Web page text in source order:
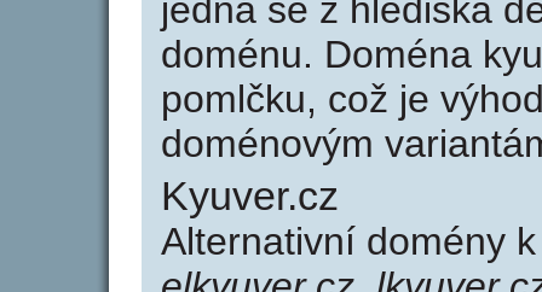
jedná se z hlediska
doménu. Doména
pomlčku, což je
doménovým
Kyuver.cz
Alternativní domény